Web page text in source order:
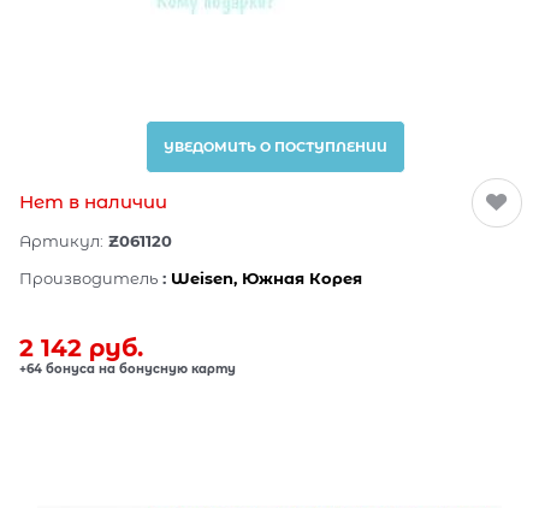
УВЕДОМИТЬ О ПОСТУПЛЕНИИ
Нет в наличии
Артикул: Z061120
Производитель : Weisen, Южная Корея
2 142 руб.
+64 бонуса на бонусную карту